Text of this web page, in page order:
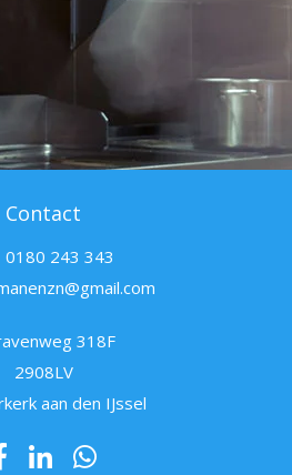
Contact
0180 243 343
318F
2908LV
aan den IJssel